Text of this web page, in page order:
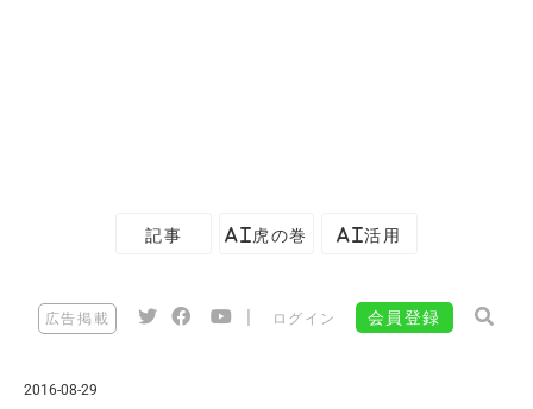
記事 AI虎の巻 AI活用
広告掲載 ログイン 会員登録
2016-08-29